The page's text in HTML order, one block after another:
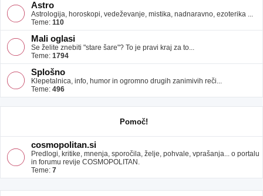
Astro
Astrologija, horoskopi, vedeževanje, mistika, nadnaravno, ezoterika ...
Teme: 110
Mali oglasi
Se želite znebiti "stare šare"? To je pravi kraj za to...
Teme: 1794
Splošno
Klepetalnica, info, humor in ogromno drugih zanimivih reči...
Teme: 496
Pomoč!
cosmopolitan.si
Predlogi, kritike, mnenja, sporočila, želje, pohvale, vprašanja... o portalu
in forumu revije COSMOPOLITAN.
Teme: 7